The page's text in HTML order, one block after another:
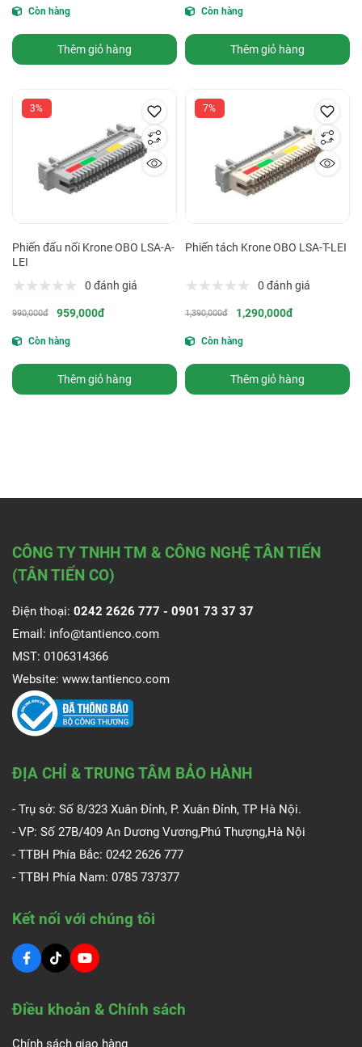
Còn hàng
Thêm giỏ hàng
Còn hàng
Thêm giỏ hàng
3%
Phiến đấu nối Krone OBO LSA-A-
LEI
0 đánh giá
990,000đ 959,000đ
Còn hàng
Thêm giỏ hàng
7%
Phiến tách Krone OBO LSA-T-LEI
0 đánh giá
1,390,000đ 1,290,000đ
Còn hàng
Thêm giỏ hàng
CÔNG TY TNHH TM & CÔNG NGHỆ TÂN TIẾN
(TÂN TIẾN CO)
Điện thoại: 0242 2626 777 - 0901 73 37 37
Email: info@tantienco.com
MST: 0106314366
Website: www.tantienco.com
ĐỊA CHỈ & TRUNG TÂM BẢO HÀNH
- Trụ sở: Số 8/323 Xuân Đỉnh, P. Xuân Đỉnh, TP Hà Nội.
- VP: Số 27B/409 An Dương Vương,Phú Thượng,Hà Nội
- TTBH Phía Bắc: 0242 2626 777
- TTBH Phía Nam: 0785 737377
Kết nối với chúng tôi
Điều khoản & Chính sách
Chính sách giao hàng